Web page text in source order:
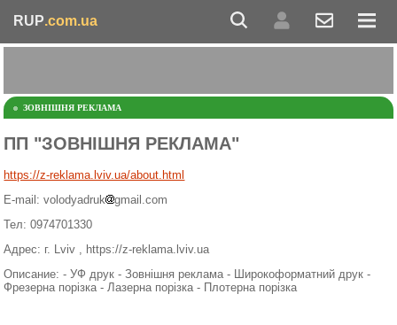
RUP.com.ua
ЗОВНІШНЯ РЕКЛАМА
ПП "ЗОВНІШНЯ РЕКЛАМА"
https://z-reklama.lviv.ua/about.html
E-mail: volodyadruk
gmail.com
Тел: 0974701330
Адрес: г. Lviv , https://z-reklama.lviv.ua
Описание: - УФ друк - Зовнішня реклама - Широкоформатний друк -
Фрезерна порізка - Лазерна порізка - Плотерна порізка